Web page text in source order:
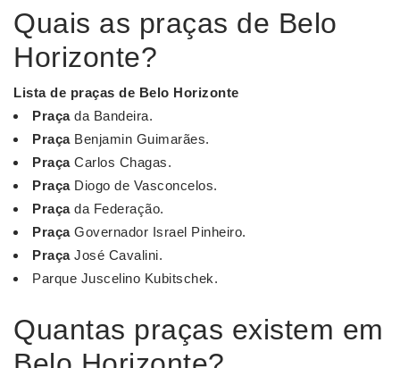
Quais as praças de Belo
Horizonte?
Lista de praças de Belo Horizonte
Praçada Bandeira.
PraçaBenjamin Guimarães.
PraçaCarlos Chagas.
PraçaDiogo de Vasconcelos.
Praçada Federação.
PraçaGovernador Israel Pinheiro.
PraçaJosé Cavalini.
Parque Juscelino Kubitschek.
Quantas praças existem em